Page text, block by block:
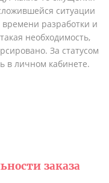
ситуации
времени разработки и
необходимость,
За статусом
в личном кабинете.
заказа